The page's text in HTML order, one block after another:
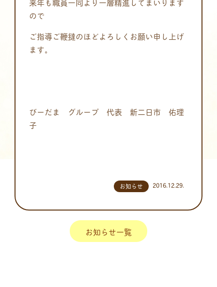
ので
ご指導ご鞭撻のほどよろしくお願い申し上げ
ます。
びーだま グループ 代表 新二日市 佑理
子
2016.12.29.
お知らせ
お知らせ一覧